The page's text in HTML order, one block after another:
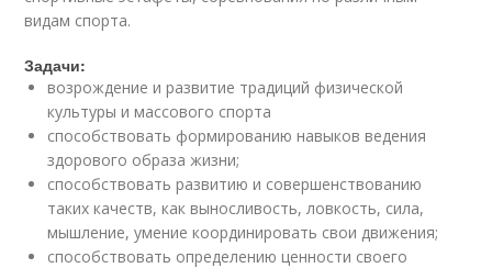
видам спорта.
Задачи:
возрождение и развитие традиций физической
культуры и массового спорта
способствовать формированию навыков ведения
здорового образа жизни;
способствовать развитию и совершенствованию
таких качеств, как выносливость, ловкость, сила,
мышление, умение координировать свои движения;
способствовать определению ценности своего